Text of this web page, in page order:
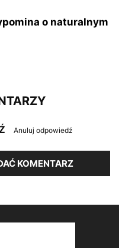
o naturalnym
Anuluj odpowiedź
KOMENTARZ